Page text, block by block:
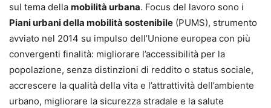
sul tema della mobilità urbana. Focus del lavoro sono i
Piani urbani della mobilità sostenibile (PUMS), strumento
avviato nel 2014 su impulso dell’Unione europea con più
convergenti finalità: migliorare l’accessibilità per la
popolazione, senza distinzioni di reddito o status sociale,
accrescere la qualità della vita e l’attrattività dell’ambiente
urbano, migliorare la sicurezza stradale e la salute